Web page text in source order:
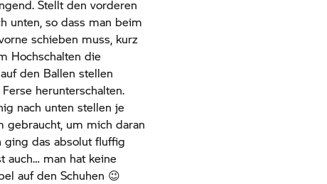
Stellt den vorderen
unten, so dass man beim
schieben muss, kurz
Hochschalten die
den Ballen stellen
herunterschalten.
nach unten stellen je
gebraucht, um mich daran
ging das absolut fluffig
auch… man hat keine
auf den Schuhen 😉